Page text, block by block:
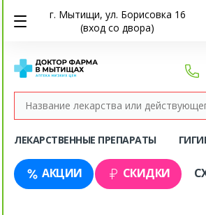
г. Мытищи, ул. Борисовка 16
(вход со двора)
ЛЕКАРСТВЕННЫЕ ПРЕПАРАТЫ
АКЦИИ СКИДКИ